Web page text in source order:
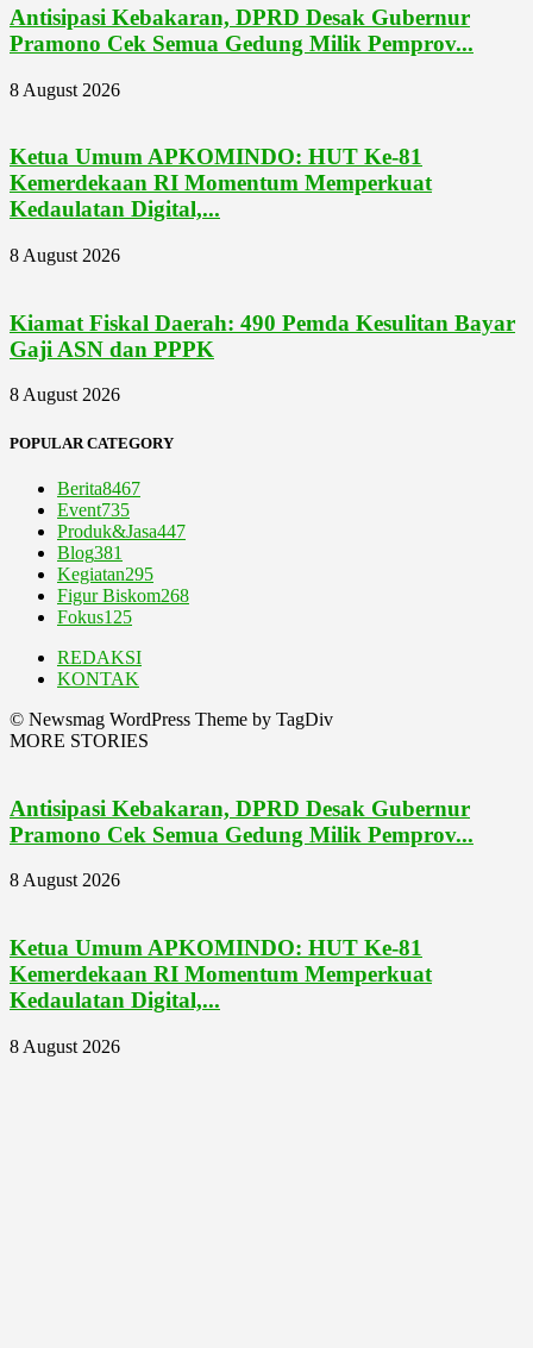
Antisipasi Kebakaran, DPRD Desak Gubernur
Pramono Cek Semua Gedung Milik Pemprov...
8 August 2026
Ketua Umum APKOMINDO: HUT Ke-81
Kemerdekaan RI Momentum Memperkuat
Kedaulatan Digital,...
8 August 2026
Kiamat Fiskal Daerah: 490 Pemda Kesulitan Bayar
Gaji ASN dan PPPK
8 August 2026
POPULAR CATEGORY
Berita8467
Event735
Produk&Jasa447
Blog381
Kegiatan295
Figur Biskom268
Fokus125
REDAKSI
KONTAK
© Newsmag WordPress Theme by TagDiv
MORE STORIES
Antisipasi Kebakaran, DPRD Desak Gubernur
Pramono Cek Semua Gedung Milik Pemprov...
8 August 2026
Ketua Umum APKOMINDO: HUT Ke-81
Kemerdekaan RI Momentum Memperkuat
Kedaulatan Digital,...
8 August 2026